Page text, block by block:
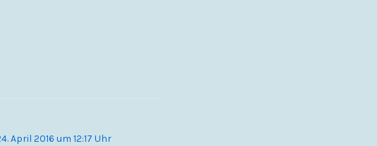
April 2016 um 12:17 Uhr